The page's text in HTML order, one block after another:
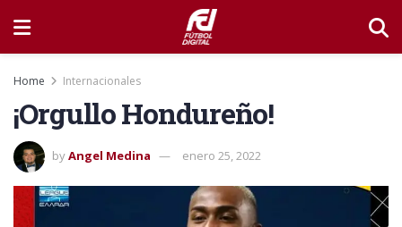
Home Internacionales
¡Orgullo Hondureño!
byAngel Medina enero 25, 2022